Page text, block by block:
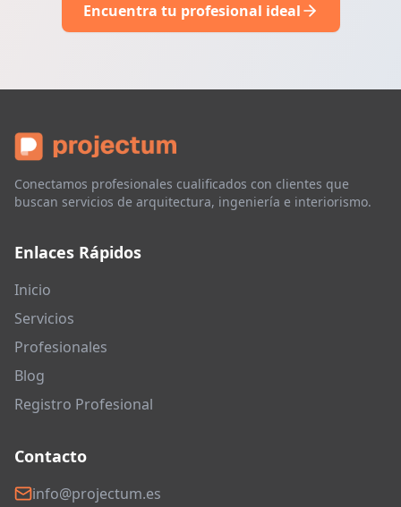
Encuentra tu profesional ideal
Conectamos profesionales cualificados con clientes que
buscan servicios de arquitectura, ingeniería e interiorismo.
Enlaces Rápidos
Inicio
Servicios
Profesionales
Blog
Registro Profesional
Contacto
info@projectum.es